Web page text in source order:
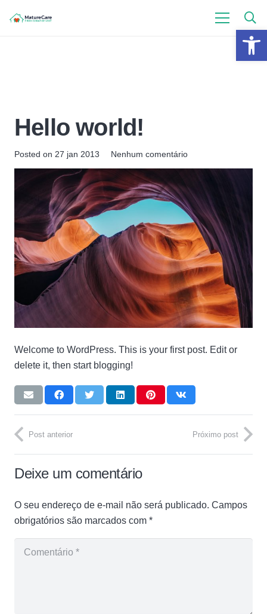
Hello world!
Posted on 27 jan 2013 Nenhum comentário
Welcome to WordPress. This is your first post. Edit or
delete it, then start blogging!
Post anterior Próximo post
Deixe um comentário
O seu endereço de e-mail não será publicado. Campos
obrigatórios são marcados com *
Barra de